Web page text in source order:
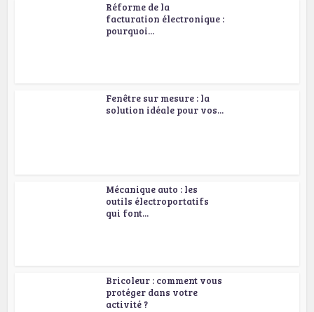
Réforme de la
facturation électronique :
pourquoi...
Fenêtre sur mesure : la
solution idéale pour vos...
Mécanique auto : les
outils électroportatifs
qui font...
Bricoleur : comment vous
protéger dans votre
activité ?